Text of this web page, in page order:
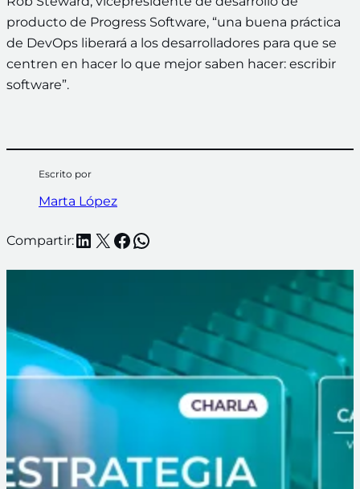
producto de Progress Software, “una buena práctica
de DevOps liberará a los desarrolladores para que se
centren en hacer lo que mejor saben hacer: escribir
software”.
Escrito por
Marta López
Compartir:LinkedIn
X Facebook
WhatsApp